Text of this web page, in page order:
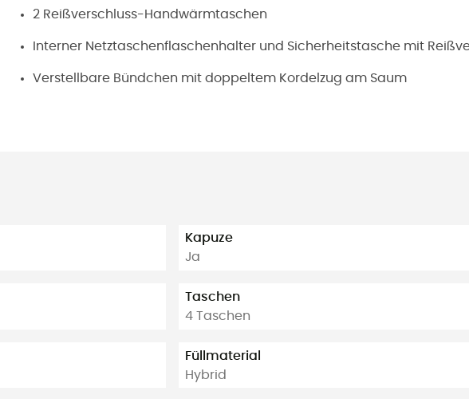
2 Reißverschluss-Handwärmtaschen
Interner Netztaschenflaschenhalter und Sicherheitstasche mit
Verstellbare Bündchen mit doppeltem Kordelzug am Saum
Kapuze
Ja
Taschen
4 Taschen
Füllmaterial
Hybrid